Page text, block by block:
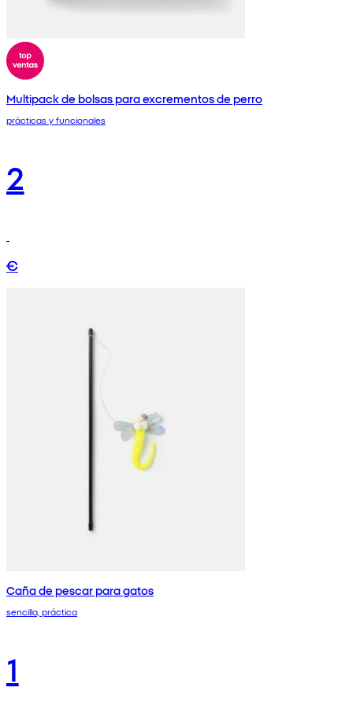
Multipack de bolsas para excrementos de perro
prácticas y funcionales
2
€
Caña de pescar para gatos
sencilla, práctica
1